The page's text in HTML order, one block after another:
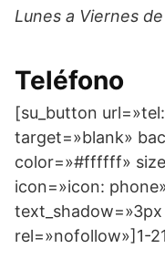
Lunes a Viernes
Teléfono
[su_button
target=»blank»
color=»#ffffff»
icon=»icon:
rel=»nofollow»]1-